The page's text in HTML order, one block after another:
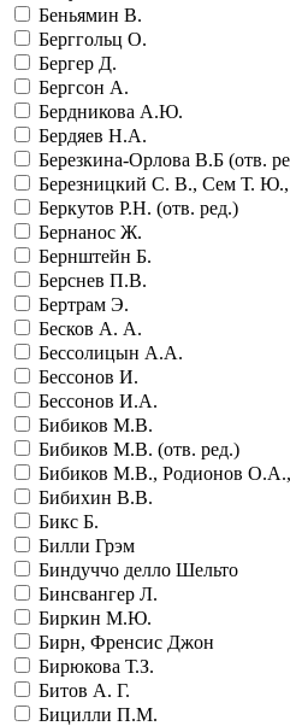
Беньямин В.
Берггольц О.
Бергер Д.
Бергсон А.
Бердникова А.Ю.
Бердяев Н.А.
Березкина-Орлова В.Б (отв.
Березницкий С. В., Сем Т. Ю.,
Беркутов Р.Н. (отв. ред.)
Бернанос Ж.
Бернштейн Б.
Берснев П.В.
Бертрам Э.
Бесков А. А.
Бессолицын А.А.
Бессонов И.
Бессонов И.А.
Бибиков М.В.
Бибиков М.В. (отв. ред.)
Бибиков М.В., Родионов
Бибихин В.В.
Бикс Б.
Билли Грэм
Биндуччо делло Шельто
Бинсвангер Л.
Биркин М.Ю.
Бирн, Френсис Джон
Бирюкова Т.З.
Битов А. Г.
Бицилли П.М.